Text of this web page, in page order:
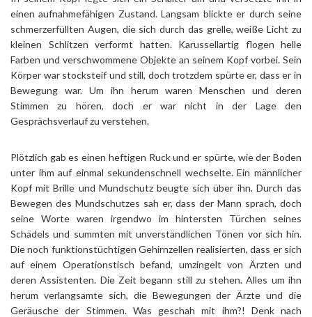
einen aufnahmefähigen Zustand. Langsam blickte er durch seine
schmerzerfüllten Augen, die sich durch das grelle, weiße Licht zu
kleinen Schlitzen verformt hatten. Karussellartig flogen helle
Farben und verschwommene Objekte an seinem Kopf vorbei. Sein
Körper war stocksteif und still, doch trotzdem spürte er, dass er in
Bewegung war. Um ihn herum waren Menschen und deren
Stimmen zu hören, doch er war nicht in der Lage den
Gesprächsverlauf zu verstehen.
Plötzlich gab es einen heftigen Ruck und er spürte, wie der Boden
unter ihm auf einmal sekundenschnell wechselte. Ein männlicher
Kopf mit Brille und Mundschutz beugte sich über ihn. Durch das
Bewegen des Mundschutzes sah er, dass der Mann sprach, doch
seine Worte waren irgendwo im hintersten Türchen seines
Schädels und summten mit unverständlichen Tönen vor sich hin.
Die noch funktionstüchtigen Gehirnzellen realisierten, dass er sich
auf einem Operationstisch befand, umzingelt von Ärzten und
deren Assistenten. Die Zeit begann still zu stehen. Alles um ihn
herum verlangsamte sich, die Bewegungen der Ärzte und die
Geräusche der Stimmen. Was geschah mit ihm?! Denk nach